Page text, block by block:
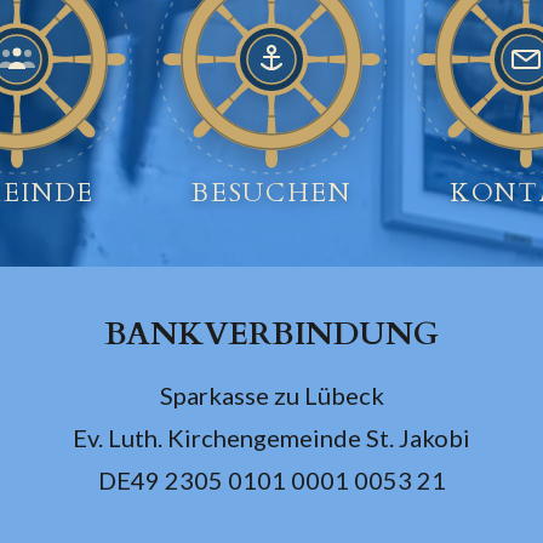
BESUCHEN
BANKVERBINDUNG
Sparkasse zu Lübeck
Ev. Luth. Kirchengemeinde St. Jakobi
DE49 2305 0101 0001 0053 21